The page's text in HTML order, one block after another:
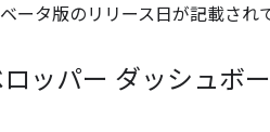
ータ版のリリース日が記載され
ッパー ダッシュボ